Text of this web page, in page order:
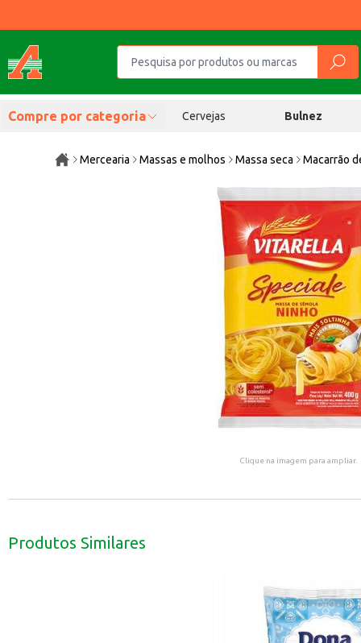
Compre por categoria Cervejas Bulnez
Mercearia Massas e molhos Massa seca Macarrão
Clique na imagem para ampliar.
Produtos Similares